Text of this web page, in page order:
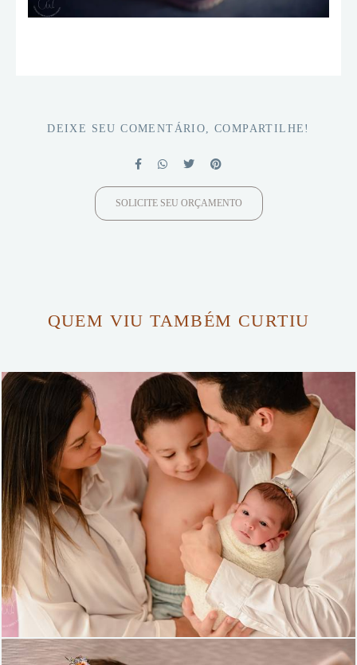
DEIXE SEU COMENTÁRIO, COMPARTILHE!
SOLICITE SEU ORÇAMENTO
QUEM VIU TAMBÉM CURTIU
504